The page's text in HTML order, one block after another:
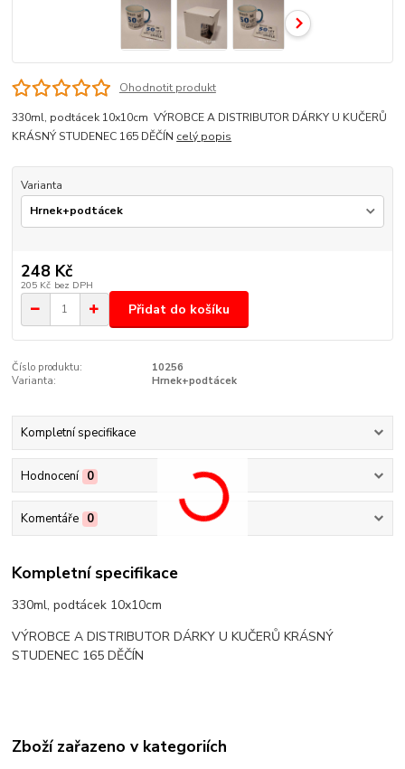
Ohodnotit produkt
330ml, podtácek 10x10cm VÝROBCE A DISTRIBUTOR DÁRKY U KUČERŮ
KRÁSNÝ STUDENEC 165 DĚČÍN celý popis
Varianta
248 Kč
205 Kč bez DPH
Přidat do košíku
Číslo produktu:
10256
Varianta:
Hrnek+podtácek
Kompletní specifikace
Hodnocení 0
Komentáře 0
Kompletní specifikace
330ml, podtácek 10x10cm
VÝROBCE A DISTRIBUTOR DÁRKY U KUČERŮ KRÁSNÝ
STUDENEC 165 DĚČÍN
Zboží zařazeno v kategoriích